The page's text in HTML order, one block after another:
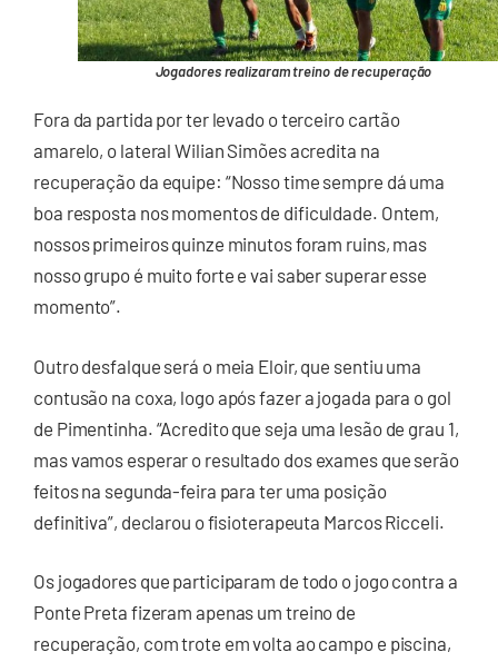
Jogadores realizaram treino de recuperação
Fora da partida por ter levado o terceiro cartão
amarelo, o lateral Wilian Simões acredita na
recuperação da equipe: “Nosso time sempre dá uma
boa resposta nos momentos de dificuldade. Ontem,
nossos primeiros quinze minutos foram ruins, mas
nosso grupo é muito forte e vai saber superar esse
momento”.
Outro desfalque será o meia Eloir, que sentiu uma
contusão na coxa, logo após fazer a jogada para o gol
de Pimentinha. “Acredito que seja uma lesão de grau 1,
mas vamos esperar o resultado dos exames que serão
feitos na segunda-feira para ter uma posição
definitiva”, declarou o fisioterapeuta Marcos Ricceli.
Os jogadores que participaram de todo o jogo contra a
Ponte Preta fizeram apenas um treino de
recuperação, com trote em volta ao campo e piscina,